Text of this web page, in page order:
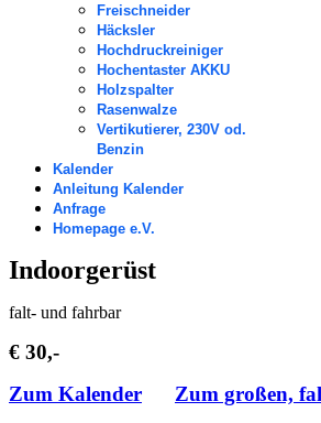
Freischneider
Häcksler
Hochdruckreiniger
Hochentaster AKKU
Holzspalter
Rasenwalze
Vertikutierer, 230V od.
Benzin
Kalender
Anleitung Kalender
Anfrage
Homepage e.V.
Indoorgerüst
falt- und fahrbar
€ 30,-
Zum Kalender
Zum großen,